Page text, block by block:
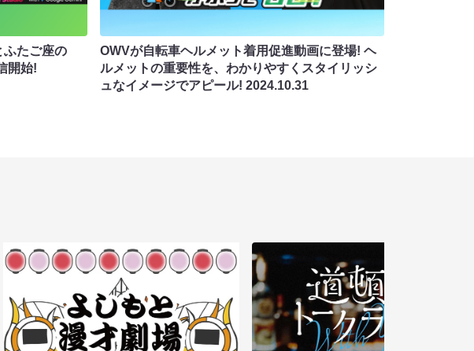
ふたご座の
開始!
OWVが自転車ヘルメット着用促進動画に登場! ヘ
ルメットの重要性を、わかりやすくスタイリッシ
ュなイメージでアピール! 2024.10.31